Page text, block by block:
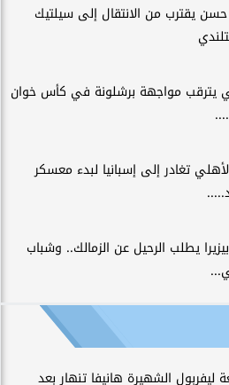
يقترب من الانتقال إلى سيلتيك
يترقب مواجهة برشلونة في كأس خوان
تغادر إلى إسبانيا لبدء معسكر
يطلب الرحيل عن الزمالك.. وشباب
الشهيرة هانيفا تنهار بعد